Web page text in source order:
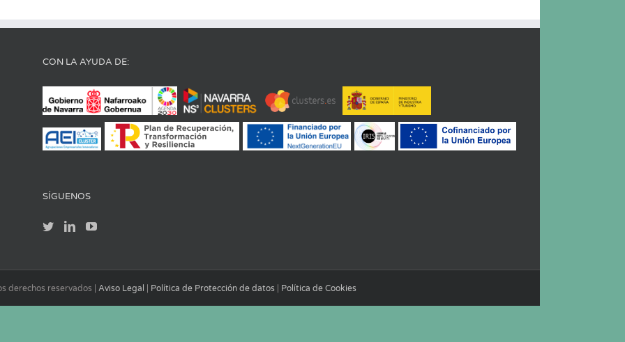
CON LA AYUDA DE:
SÍGUENOS
derechos reservados | Aviso Legal Política de Protección de datos Política de Cookies